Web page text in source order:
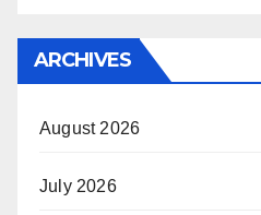
ARCHIVES
August 2026
July 2026